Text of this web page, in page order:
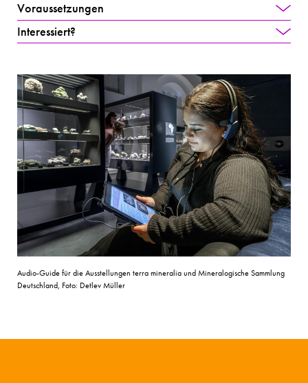
Voraussetzungen
Interessiert?
Audio-Guide für die Ausstellungen terra mineralia und Mineralogische Sammlung
Deutschland, Foto: Detlev Müller